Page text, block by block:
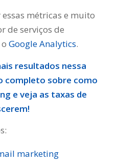
métricas e muito
de serviços de
Google Analytics.
resultados nessa
completo sobre como
e veja as taxas de
marketing